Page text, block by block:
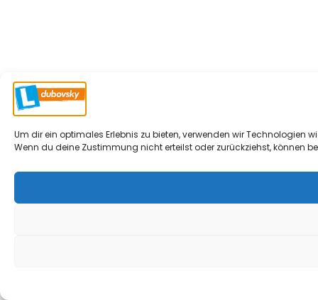
Um dir ein optimales Erlebnis zu bieten, verwenden wir
Wenn du deine Zustimmung nicht erteilst oder zurückziehst, können